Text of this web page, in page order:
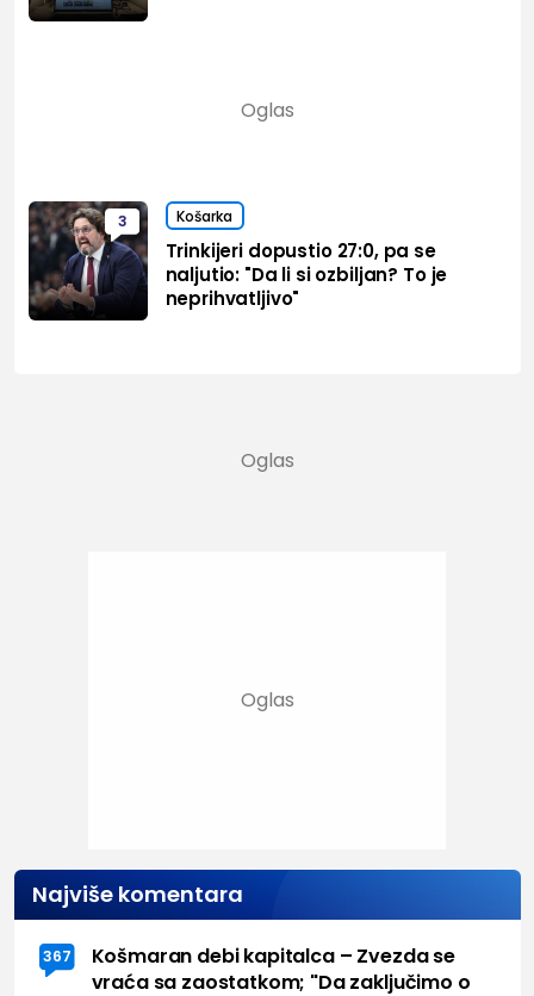
3 Košarka
Trinkijeri dopustio 27:0, pa se
naljutio: "Da li si ozbiljan? To je
neprihvatljivo"
Najviše komentara
367
Košmaran debi kapitalca – Zvezda se
vraća sa zaostatkom; "Da zaključimo o